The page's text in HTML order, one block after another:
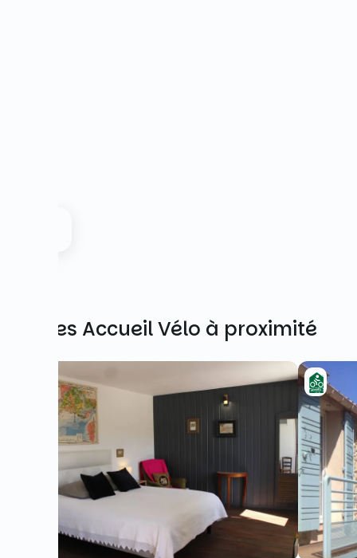
Autres Accueil Vélo à proximité